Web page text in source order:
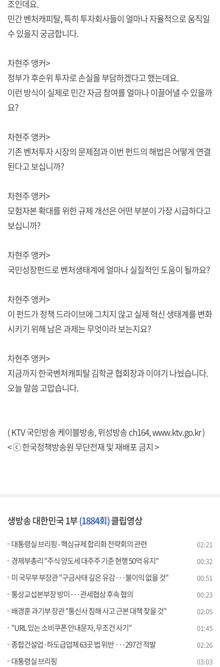
조인데요.
민간 벤처캐피탈, 특히 투자회사들이 얼마나 자율적으로 움직일
수 있을지 궁금합니다.
차현주 앵커>
정부가 후순위 투자로 손실을 부담하겠다고 했는데요.
이런 방식이 실제로 민간 자금 참여를 얼마나 이끌어낼 수 있을까
요?
차현주 앵커>
기존 벤처투자 시장의 문제점과 이번 펀드의 해법은 어떻게 연결
된다고 보십니까?
차현주 앵커>
모험자본 확대를 위한 규제 개선은 어떤 부분이 가장 시급하다고
보십니까?
차현주 앵커>
국민성장펀드로 벤처생태계에 얼마나 실질적인 도움이 될까요?
차현주 앵커>
이 펀드가 정책 드라이브에 그치지 않고 실제 혁신 생태계를 변화
시키기 위해 남은 과제는 무엇이라 보는지요?
차현주 앵커>
지금까지 한국벤처캐피탈 김학균 협회장과 이야기 나눴습니다.
오늘 말씀 고맙습니다.
( KTV 국민방송 케이블방송, 위성방송 ch164,www.ktv.go.kr)
< ⓒ 한국정책방송원 무단전재 및 재배포 금지 >
생방송 대한민국 1부(1884회)클립영상
대통령실 브리핑 - 핵심규제 합리화 전략회의 관련 02:21
경제부총리 "주식 양도세 대주주 기준 현행 50억 유지" 00:32
미 국무부 부장관 "구금사태 깊은 유감···불이익 없을 것" 00:51
통상교섭본부장 방미···관세협상 후속 협의 00:23
배경훈 과기부 장관 "통신사 침해 사고 근본 대책 찾을 것" 02:05
"URL 있는 소비쿠폰 안내문자, 무조건 사기" 01:45
종합건설업·하도급업체 63곳 법 위반 ···297건 적발 02:26
대통령실 브리핑 03:03